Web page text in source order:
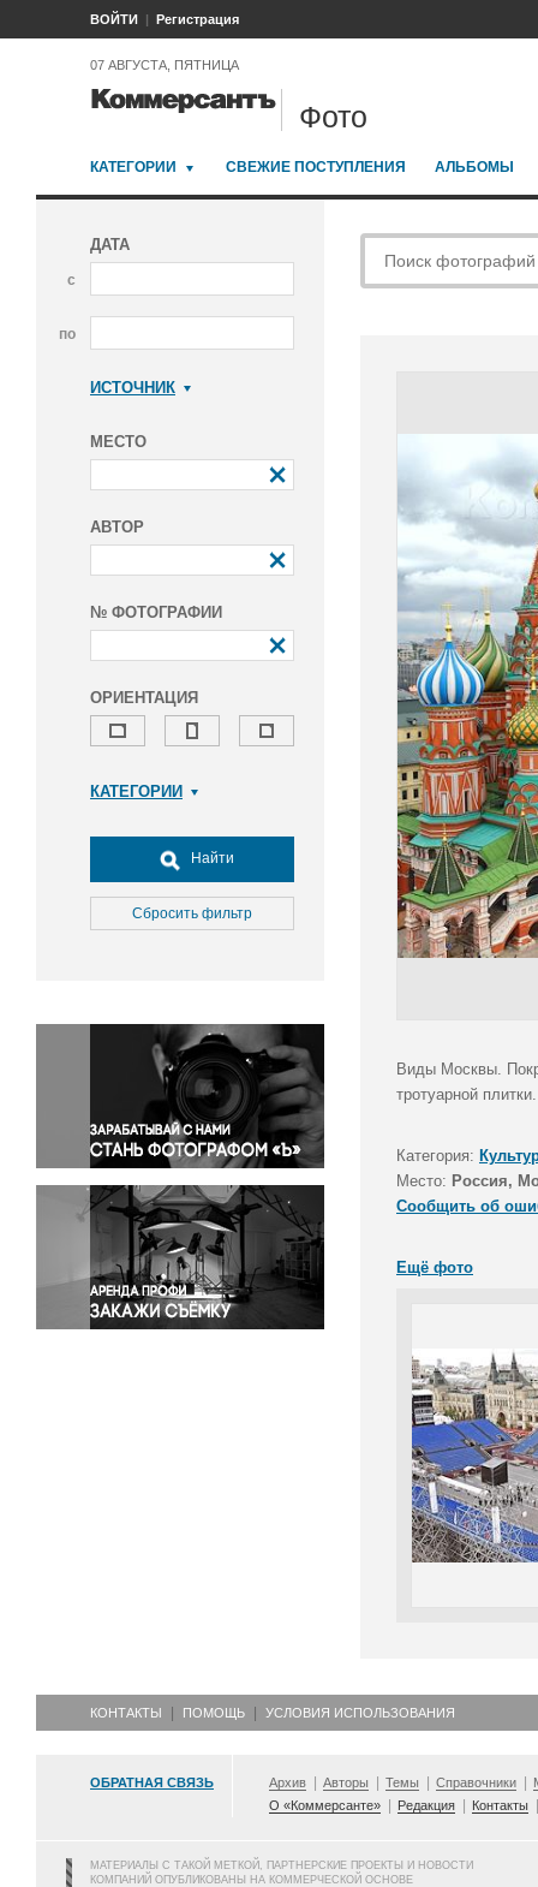
ВОЙТИ Регистрация
07 АВГУСТА, ПЯТНИЦА
Фото
КАТЕГОРИИ СВЕЖИЕ ПОСТУПЛЕНИЯ АЛЬБОМЫ
ДАТА
с
по
ИСТОЧНИК
МЕСТО
АВТОР
№ ФОТОГРАФИИ
ОРИЕНТАЦИЯ
КАТЕГОРИИ
Досуг, туризм и отдых
Культура
Медицина
Окружающая среда
Политика
Правосудие
Происшествия и конфликты
Религия
Светская жизнь
Спорт
Экология
Экономика и бизнес
Найти
Сбросить фильтр
Виды Москвы.
тротуарной плитки.
Категория:
Место: Россия,
Сообщить об
Ещё фото
КОНТАКТЫ ПОМОЩЬ УСЛОВИЯ ИСПОЛЬЗОВАНИЯ
ОБРАТНАЯ СВЯЗЬ Архив Авторы Темы Справочники
О «Коммерсанте»
Редакция Контакты
МАТЕРИАЛЫ С ТАКОЙ МЕТКОЙ, ПАРТНЕРСКИЕ ПРОЕКТЫ И НОВОСТИ
КОМПАНИЙ ОПУБЛИКОВАНЫ НА КОММЕРЧЕСКОЙ ОСНОВЕ